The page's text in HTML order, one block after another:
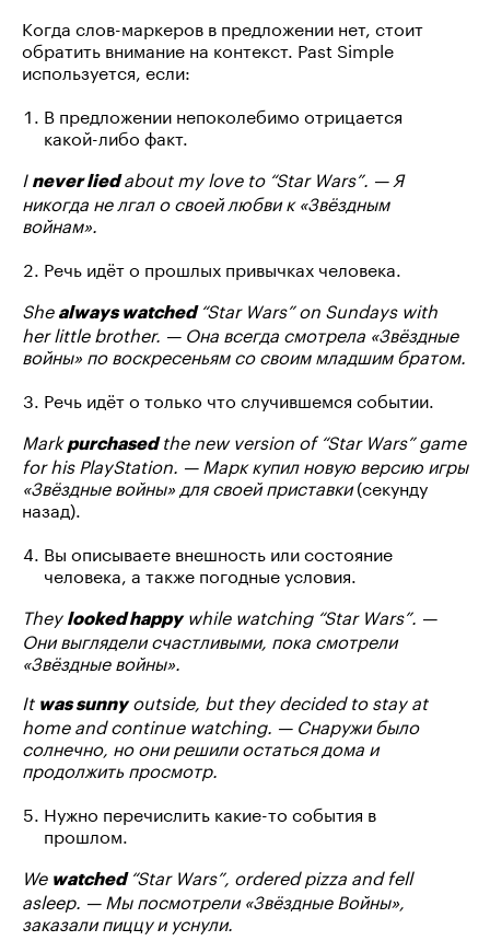
Когда слов-маркеров в предложении нет, стоит
обратить внимание на контекст. Past Simple
используется, если:
В предложении непоколебимо отрицается
какой-либо факт.
I never liedabout my love to “Star Wars”. — Я
никогда не лгал о своей любви к «Звёздным
войнам».
Речь идёт о прошлых привычках человека.
She always watched“Star Wars” on Sundays with
her little brother. — Она всегда смотрела «Звёздные
войны» по воскресеньям со своим младшим братом.
Речь идёт о только что случившемся событии.
Markpurchasedthe new version of “Star Wars” game
for his PlayStation. — Марк купил новую версию игры
«Звёздные войны» для своей приставки(секунду
назад).
Вы описываете внешность или состояние
человека, а также погодные условия.
They looked happywhile watching “Star Wars”. —
Они выглядели счастливыми, пока смотрели
«Звёздные войны».
It was sunnyoutside, but they decided to stay at
home and continue watching. — Снаружи было
солнечно, но они решили остаться дома и
продолжить просмотр.
Нужно перечислить какие-то события в
прошлом.
We watched“Star Wars”, ordered pizza and fell
asleep. — Мы посмотрели «Звёздные Войны»,
заказали пиццу и уснули.